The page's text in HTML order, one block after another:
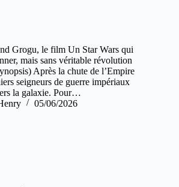
Grogu, le film Un Star Wars qui
mais sans véritable révolution
Après la chute de l’Empire
seigneurs de guerre impériaux
la galaxie. Pour…
05/06/2026